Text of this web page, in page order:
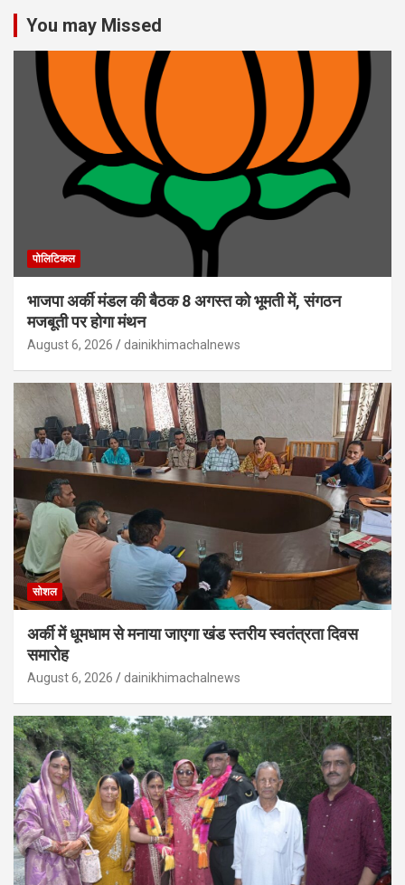
You may Missed
पोलिटिकल
भाजपा अर्की मंडल की बैठक 8 अगस्त को भूमती में, संगठन
मजबूती पर होगा मंथन
August 6, 2026 dainikhimachalnews
सोशल
अर्की में धूमधाम से मनाया जाएगा खंड स्तरीय स्वतंत्रता दिवस
समारोह
August 6, 2026 dainikhimachalnews